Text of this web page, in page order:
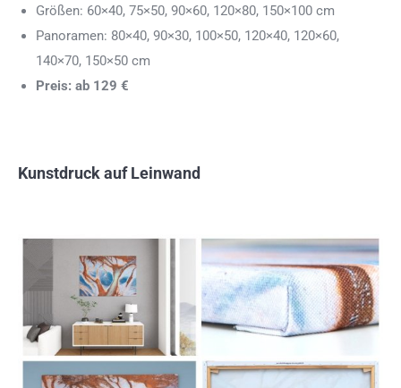
Größen: 60×40, 75×50, 90×60, 120×80, 150×100 cm
Panoramen: 80×40, 90×30, 100×50, 120×40, 120×60,
140×70, 150×50 cm
Preis: ab 129 €
Kunstdruck auf Leinwand